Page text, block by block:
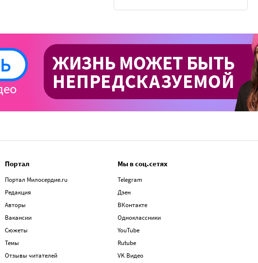
Портал
Портал Милосердие.ru
Редакция
Авторы
Вакансии
Сюжеты
Темы
Отзывы читателей
Мы в соц.сетях
Telegram
Дзен
ВКонтакте
Одноклассники
YouTube
Rutube
VK Видео